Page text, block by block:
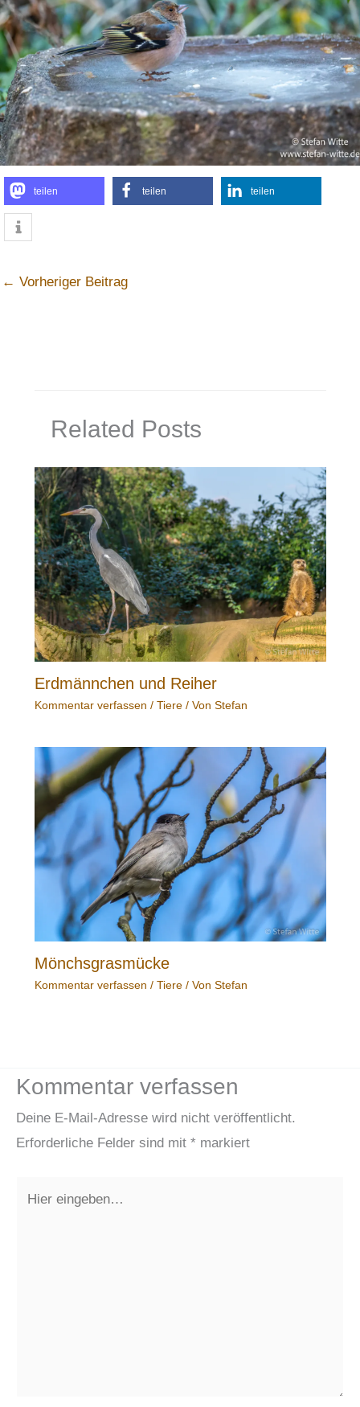
teilen teilen teilen
← Vorheriger Beitrag
Related Posts
Erdmännchen und Reiher
Kommentar verfassen / Tiere/ Von Stefan
Mönchsgrasmücke
Kommentar verfassen / Tiere/ Von Stefan
Kommentar verfassen
Deine E-Mail-Adresse wird nicht veröffentlicht.
Erforderliche Felder sind mit * markiert